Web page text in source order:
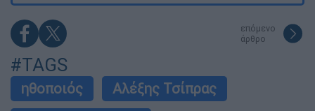
επόμενο
άρθρο
#TAGS
ηθοποιός
Αλέξης Τσίπρας